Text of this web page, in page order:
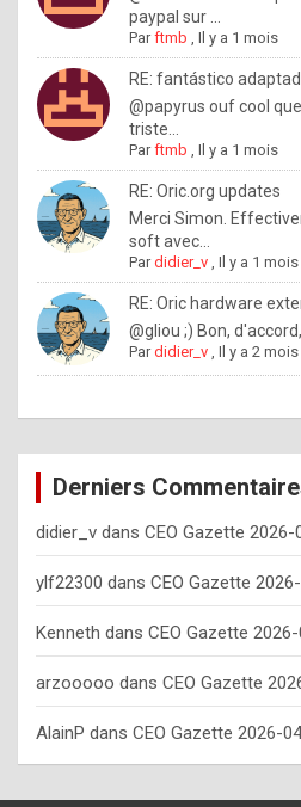
t
o
n
o
w
h
o
w
o
e
y
o
u
s
h
o
paypal sur ...
Parftmb ,Il y a 1 mois
RE: fantástico
@papyrus ouf cool
triste...
Parftmb ,Il y a 1 mois
RE: Oric.org updates
Merci Simon.
soft avec...
Pardidier_v ,Il y a 1 mois
RE: Oric hardware
@gliou ;) Bon,
Pardidier_v ,Il y a 2 mois
Derniers
didier_v dans CEO Gazette 2026-
ylf22300 dans CEO Gazette
Kenneth dans CEO Gazette
arzooooo dans CEO Gazette
AlainP dans CEO Gazette 2026-04